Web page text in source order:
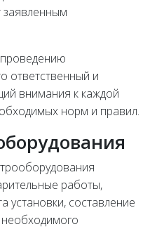
заявленным
ответственный и
внимания к каждой
норм и правил.
работы,
установки, составление
необходимого